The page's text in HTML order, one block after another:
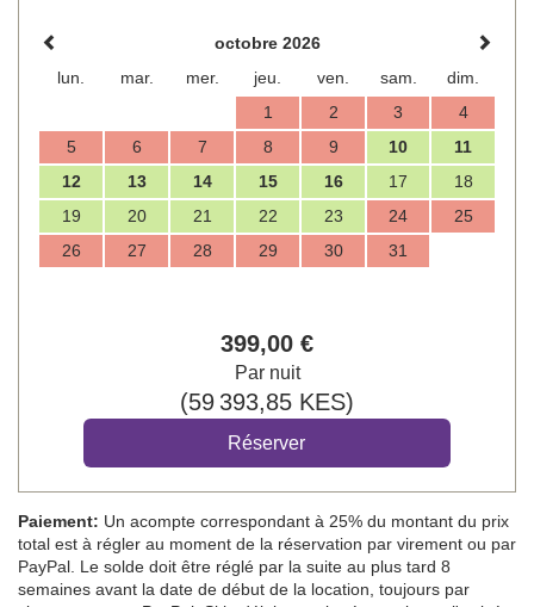
octobre 2026
lun.
mar. mer. jeu. ven. sam.
dim.
1
2 3
4
5
6 7 8 9 10
11
12
13 14 15 16 17
18
19
20 21 22 23 24
25
26
27 28 29 30 31
399,00 €
Par nuit
(59 393,85 KES)
Paiement: Un acompte correspondant à 25% du montant du prix
total est à régler au moment de la réservation par virement ou par
PayPal. Le solde doit être réglé par la suite au plus tard 8
semaines avant la date de début de la location, toujours par